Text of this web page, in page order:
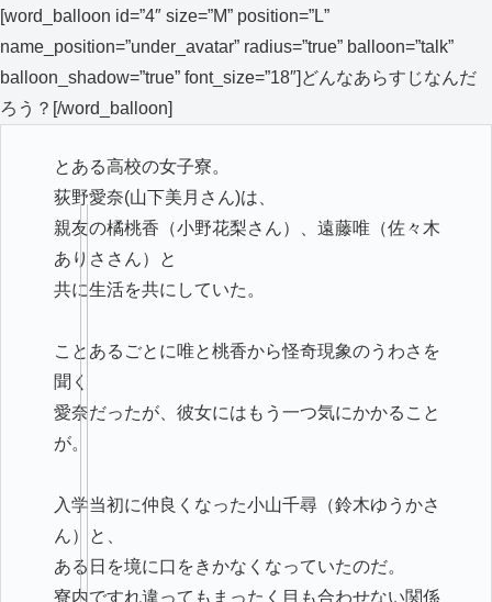
[word_balloon id=”4″ size=”M” position=”L”
name_position=”under_avatar” radius=”true” balloon=”talk”
balloon_shadow=”true” font_size=”18″]どんなあらすじなんだ
ろう？[/word_balloon]
とある高校の女子寮。
荻野愛奈(山下美月さん)は、
親友の橘桃香（小野花梨さん）、遠藤唯（佐々木
ありささん）と
共に生活を共にしていた。
ことあるごとに唯と桃香から怪奇現象のうわさを
聞く
愛奈だったが、彼女にはもう一つ気にかかること
が。
入学当初に仲良くなった小山千尋（鈴木ゆうかさ
ん）と、
ある日を境に口をきかなくなっていたのだ。
寮内ですれ違ってもまったく目も合わせない関係